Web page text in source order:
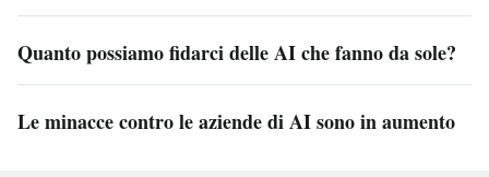
Quanto possiamo fidarci delle AI che fanno da sole?
Le minacce contro le aziende di AI sono in aumento